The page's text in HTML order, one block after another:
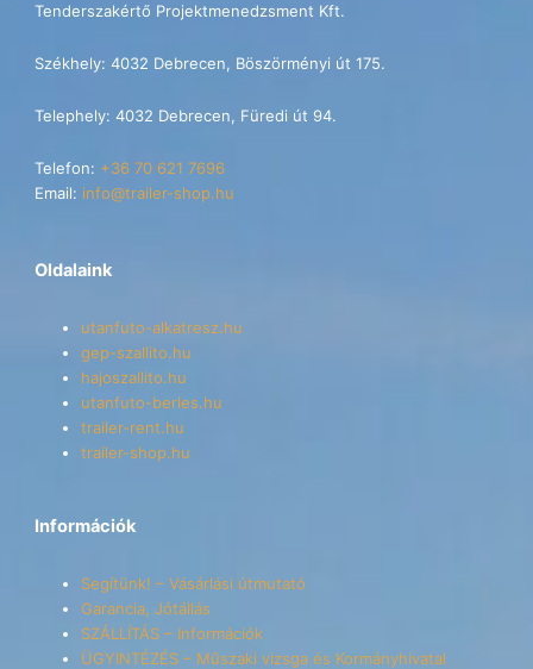
Tenderszakértő Projektmenedzsment Kft.
Székhely: 4032 Debrecen, Böszörményi út 175.
Telephely: 4032 Debrecen, Füredi út 94.
Telefon: +36 70 621 7696
Email: info@trailer-shop.hu
Oldalaink
utanfuto-alkatresz.hu
gep-szallito.hu
hajoszallito.hu
utanfuto-berles.hu
trailer-rent.hu
trailer-shop.hu
Információk
Segítünk! – Vásárlási útmutató
Garancia, Jótállás
SZÁLLÍTÁS – Információk
ÜGYINTÉZÉS – Műszaki vizsga és Kormányhivatal